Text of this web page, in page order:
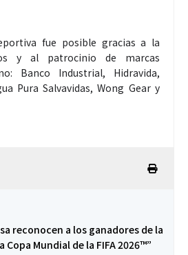
fue posible gracias a la
y al patrocinio de marcas
Banco Industrial, Hidravida,
Pura Salvavidas, Wong Gear y
reconocen a los ganadores de la
Copa Mundial de la FIFA 2026™”